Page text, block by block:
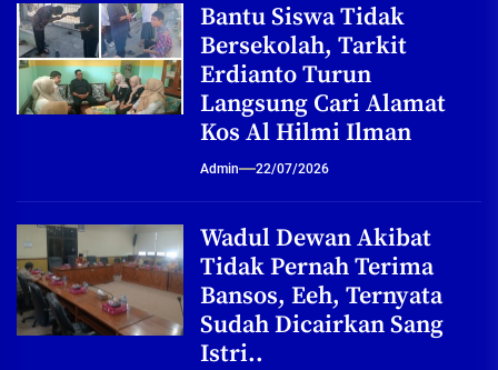
Bantu Siswa Tidak
Bersekolah, Tarkit
Erdianto Turun
Langsung Cari Alamat
Kos Al Hilmi Ilman
Admin 22/07/2026
Wadul Dewan Akibat
Tidak Pernah Terima
Bansos, Eeh, Ternyata
Sudah Dicairkan Sang
Istri..